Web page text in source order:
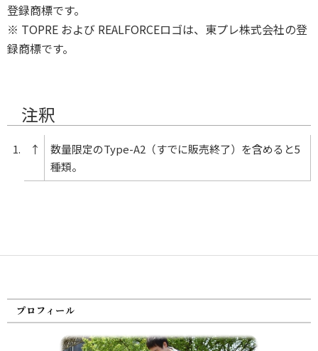
登録商標です。
※ TOPRE および REALFORCEロゴは、東プレ株式会社の登
録商標です。
注釈
1. ↑
数量限定のType-A2（すでに販売終了）を含めると5
種類。
プロフィール